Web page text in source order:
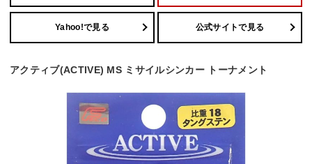
Yahoo!で見る 公式サイトで見る
アクティブ(ACTIVE) MS ミサイルシンカー トーナメント